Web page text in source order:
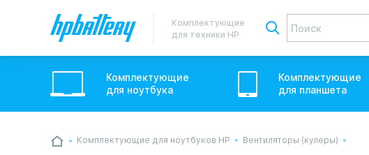
Комплектующие
для техники HP
Комплектующие
для ноутбука
Комплектующие
для планшета
Комплектующие для ноутбуков HP Вентиляторы (кулеры)